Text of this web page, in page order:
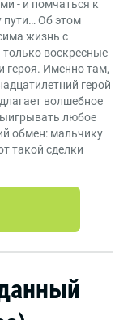
- и помчаться к
пути… Об этом
жизнь с
воскресные
героя. Именно там,
герой
волшебное
любое
обмен: мальчику
такой сделки